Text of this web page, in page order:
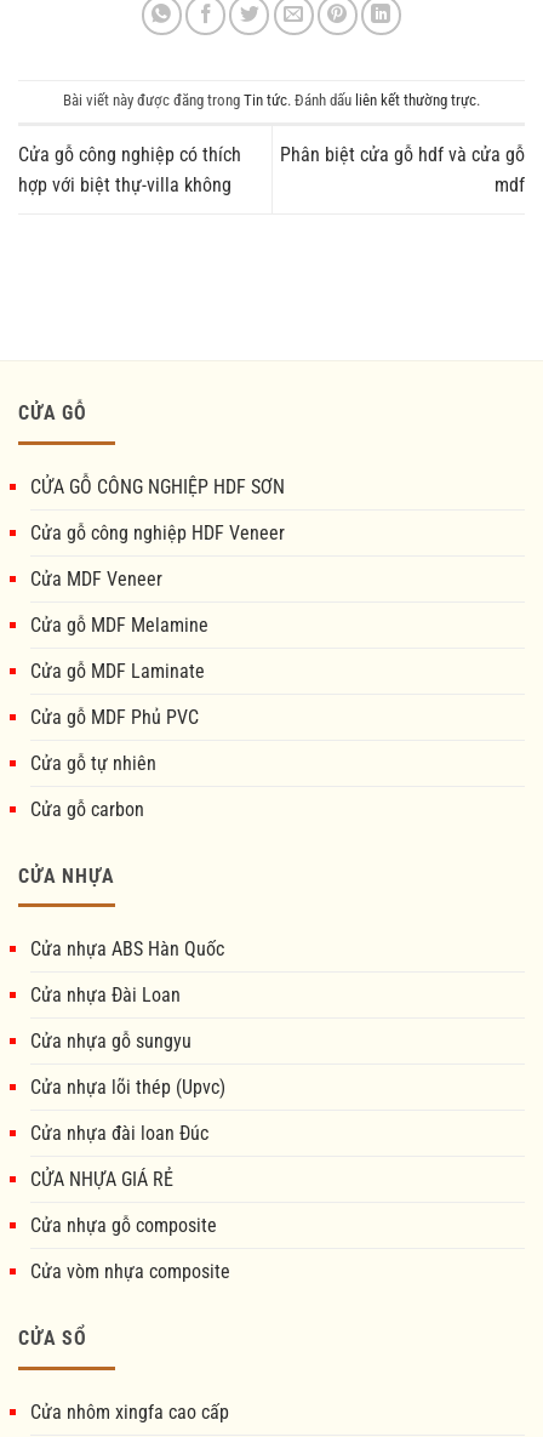
Bài viết này được đăng trong Tin tức. Đánh dấu liên kết thường trực.
Cửa gỗ công nghiệp có thích
hợp với biệt thự-villa không
Phân biệt cửa gỗ hdf và cửa gỗ
mdf
CỬA GỖ
CỬA GỖ CÔNG NGHIỆP HDF SƠN
Cửa gỗ công nghiệp HDF Veneer
Cửa MDF Veneer
Cửa gỗ MDF Melamine
Cửa gỗ MDF Laminate
Cửa gỗ MDF Phủ PVC
Cửa gỗ tự nhiên
Cửa gỗ carbon
CỬA NHỰA
Cửa nhựa ABS Hàn Quốc
Cửa nhựa Đài Loan
Cửa nhựa gỗ sungyu
Cửa nhựa lõi thép (Upvc)
Cửa nhựa đài loan Đúc
CỬA NHỰA GIÁ RẺ
Cửa nhựa gỗ composite
Cửa vòm nhựa composite
CỬA SỔ
Cửa nhôm xingfa cao cấp